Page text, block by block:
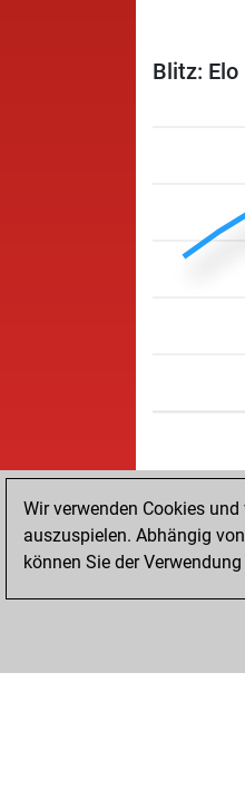
Blitz: Elo
Wir verwenden Cookies
auszuspielen. Abhängig
können Sie der